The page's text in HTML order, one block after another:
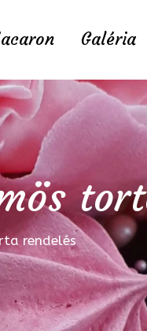
Galéria
rendelés